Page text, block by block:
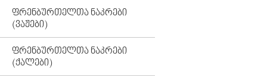
ᲤᲠᲔᲜᲑᲣᲠᲗᲔᲚᲗᲐ ᲜᲐᲙᲠᲔᲑᲘ
(ᲕᲐᲟᲔᲑᲘ)
ᲤᲠᲔᲜᲑᲣᲠᲗᲔᲚᲗᲐ ᲜᲐᲙᲠᲔᲑᲘ
(ᲥᲐᲚᲔᲑᲘ)